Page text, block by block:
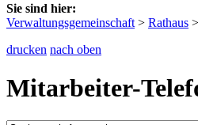
Sie sind hier:
Verwaltungsgemeinschaft > Rathaus >
drucken nach oben
Mitarbeiter-